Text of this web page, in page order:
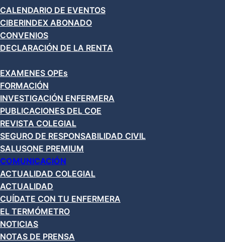
CALENDARIO DE EVENTOS
CIBERINDEX ABONADO
CONVENIOS
DECLARACIÓN DE LA RENTA
EXAMENES OPEs
FORMACIÓN
INVESTIGACIÓN ENFERMERA
PUBLICACIONES DEL COE
REVISTA COLEGIAL
SEGURO DE RESPONSABILIDAD CIVIL
SALUSONE PREMIUM
COMUNICACIÓN
ACTUALIDAD COLEGIAL
ACTUALIDAD
CUÍDATE CON TU ENFERMERA
EL TERMÓMETRO
NOTICIAS
NOTAS DE PRENSA